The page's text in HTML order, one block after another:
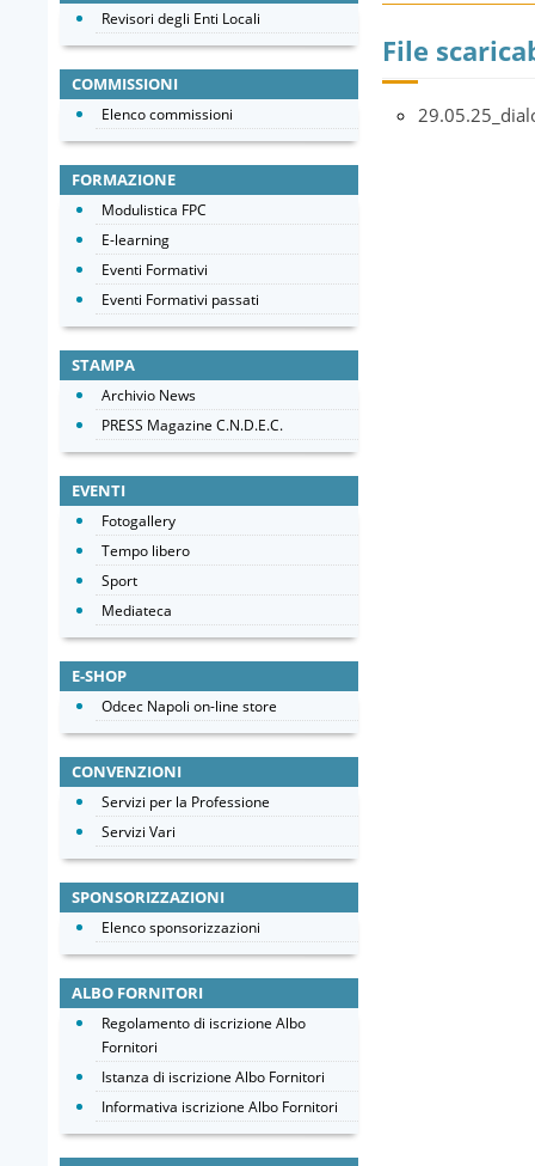
File
Revisori degli Enti Locali
COMMISSIONI
Elenco commissioni
FORMAZIONE
Modulistica FPC
E-learning
Eventi Formativi
Eventi Formativi passati
STAMPA
Archivio News
PRESS Magazine C.N.D.E.C.
EVENTI
Fotogallery
Tempo libero
Sport
Mediateca
E-SHOP
Odcec Napoli on-line store
CONVENZIONI
Servizi per la Professione
Servizi Vari
SPONSORIZZAZIONI
Elenco sponsorizzazioni
ALBO FORNITORI
Regolamento di iscrizione Albo
Fornitori
Istanza di iscrizione Albo Fornitori
Informativa iscrizione Albo Fornitori